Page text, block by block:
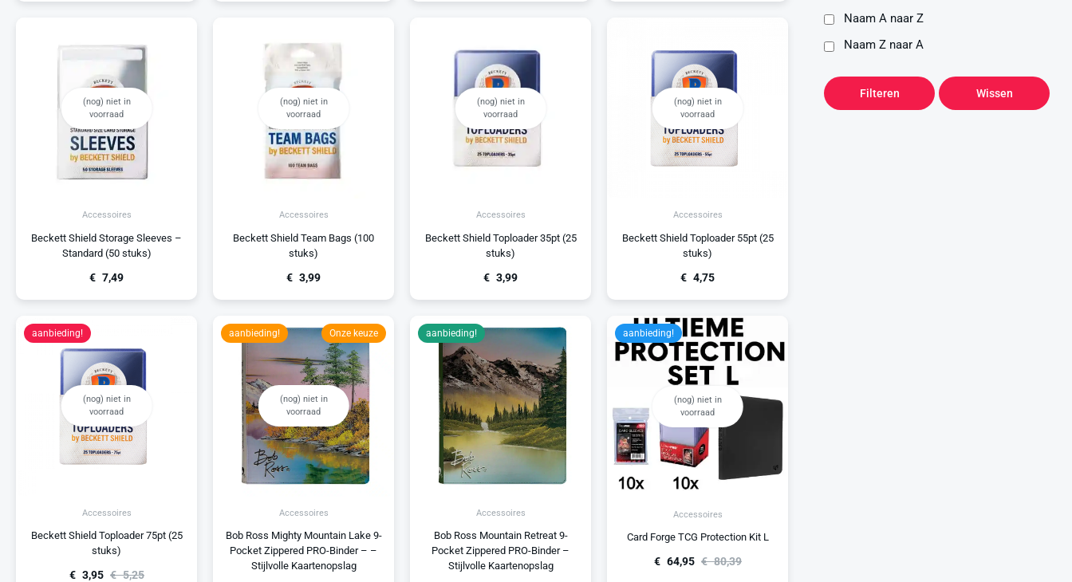
(nog) niet in
voorraad
Accessoires
Beckett Shield Storage Sleeves –
Standard (50 stuks)
€ 7,49
(nog) niet in
voorraad
Accessoires
Beckett Shield Team Bags (100
stuks)
€ 3,99
(nog) niet in
voorraad
Accessoires
Beckett Shield Toploader 35pt (25
stuks)
€ 3,99
(nog) niet in
voorraad
Accessoires
Beckett Shield Toploader 55pt (25
stuks)
€ 4,75
(nog) niet in
voorraad
Accessoires
Beckett Shield Toploader 75pt (25
stuks)
€ 5,25
€ 3,95
aanbieding!
(nog) niet in
voorraad
Accessoires
Bob Ross Mighty Mountain Lake 9-
Pocket Zippered PRO-Binder – –
Stijlvolle Kaartenopslag
aanbieding! Onze keuze
Accessoires
Bob Ross Mountain Retreat 9-
Pocket Zippered PRO-Binder –
Stijlvolle Kaartenopslag
aanbieding!
(nog) niet in
voorraad
Accessoires
Card Forge TCG Protection Kit L
€ 80,39
€ 64,95
aanbieding!
Naam A naar Z
Naam Z naar A
Filteren Wissen